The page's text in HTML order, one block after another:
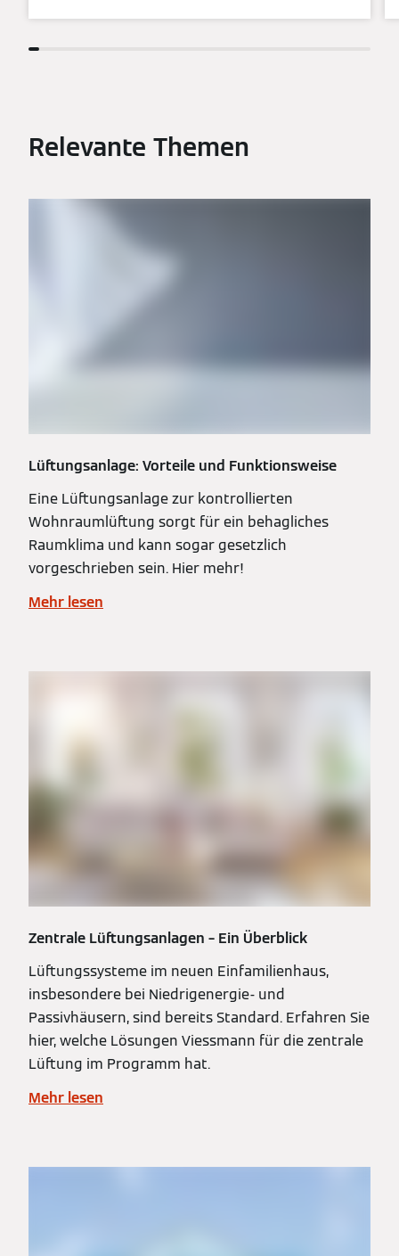
Relevante Themen
Lüftungsanlage: Vorteile und Funktionsweise
Eine Lüftungsanlage zur kontrollierten
Wohnraumlüftung sorgt für ein behagliches
Raumklima und kann sogar gesetzlich
vorgeschrieben sein. Hier mehr!
Mehr lesen
Zentrale Lüftungsanlagen – Ein Überblick
Lüftungssysteme im neuen Einfamilienhaus,
insbesondere bei Niedrigenergie- und
Passivhäusern, sind bereits Standard. Erfahren Sie
hier, welche Lösungen Viessmann für die zentrale
Lüftung im Programm hat.
Mehr lesen